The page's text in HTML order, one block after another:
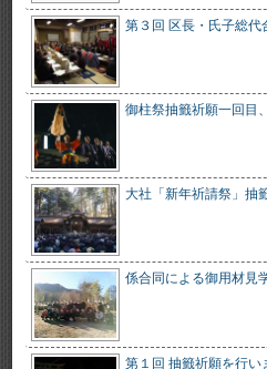
第３回 区長・氏子総代
御柱祭抽籤祈願一回目
大社「新年祈請祭」抽
係合同による御用材見
第１回 抽籤祈願を行い